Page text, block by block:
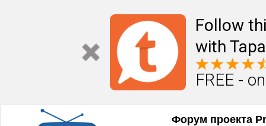
Follow
with
FREE -
Форум проекта